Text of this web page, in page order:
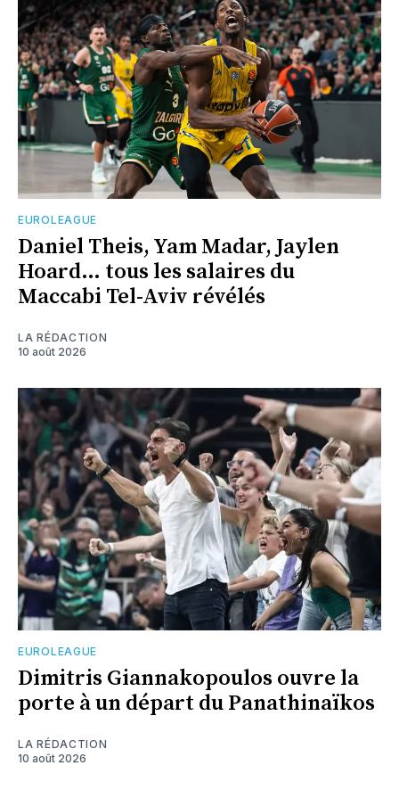
EUROLEAGUE
Daniel Theis, Yam Madar, Jaylen
Hoard… tous les salaires du
Maccabi Tel-Aviv révélés
LA RÉDACTION
10 août 2026
EUROLEAGUE
Dimitris Giannakopoulos ouvre la
porte à un départ du Panathinaïkos
LA RÉDACTION
10 août 2026